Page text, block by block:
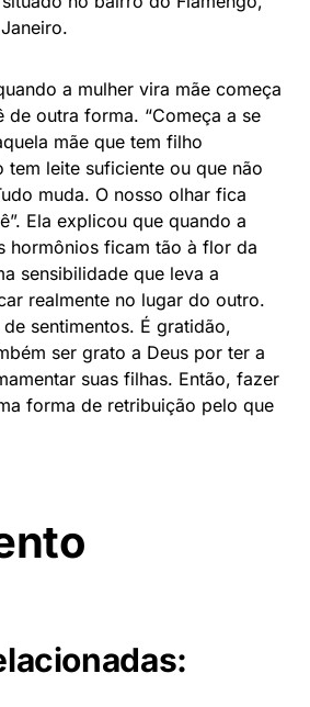
a mulher vira mãe começa
de outra forma. “Começa a se
mãe que tem filho
tem leite suficiente ou que não
muda. O nosso olhar fica
Ela explicou que quando a
hormônios ficam tão à flor da
sensibilidade que leva a
realmente no lugar do outro.
de sentimentos. É gratidão,
ser grato a Deus por ter a
suas filhas. Então, fazer
forma de retribuição pelo que